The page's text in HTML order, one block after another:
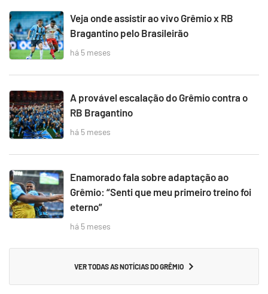
Veja onde assistir ao vivo Grêmio x RB
Bragantino pelo Brasileirão
há 5 meses
A provável escalação do Grêmio contra o
RB Bragantino
há 5 meses
Enamorado fala sobre adaptação ao
Grêmio: “Senti que meu primeiro treino foi
eterno”
há 5 meses
VER TODAS AS NOTÍCIAS DO GRÊMIO